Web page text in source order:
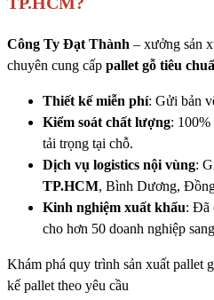
Công Ty Đạt Thành – xưởng sản
chuyên cung cấp pallet gỗ tiêu
Thiết kế miễn phí: Gửi bản
Kiểm soát chất lượng: 100%
tải trọng tại chỗ.
Dịch vụ logistics nội vùng:
TP.HCM, Bình Dương,
Kinh nghiệm xuất khẩu: Đã
cho hơn 50 doanh nghiệp
Khám phá quy trình sản xuất pallet
kế pallet theo yêu cầu